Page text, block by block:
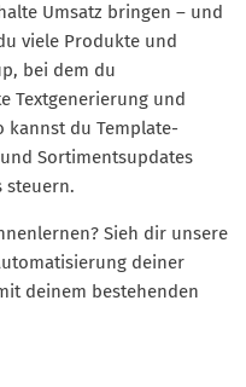
Umsatz bringen – und
viele Produkte und
bei dem du
Textgenerierung und
kannst du Template-
Sortimentsupdates
steuern.
Sieh dir unsere
deiner
deinem bestehenden